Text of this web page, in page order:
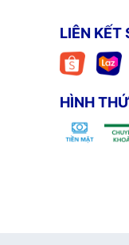
LIÊN KẾT
HÌNH